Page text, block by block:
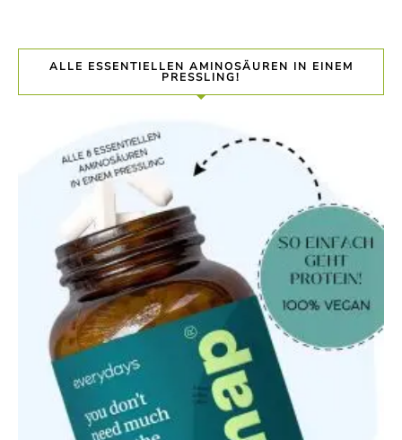
ALLE ESSENTIELLEN AMINOSÄUREN IN EINEM
PRESSLING!